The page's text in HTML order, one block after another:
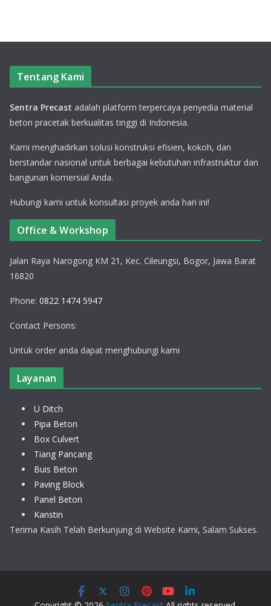
Tentang Kami
Sentra Precast adalah platform terpercaya penyedia material
beton pracetak berkualitas tinggi di Indonesia.
Kami menghadirkan solusi konstruksi efisien, kokoh, dan
berstandar nasional untuk berbagai kebutuhan infrastruktur dan
bangunan komersial Anda.
Hubungi kami untuk konsultasi proyek anda hari ini!
Office & Workshop
Jalan Raya Narogong KM 21, Kec. Cileungsi, Bogor, Jawa Barat
16820
Phone: 0822 1474 5947
Contact Persons:
Untuk order anda dapat menghubungi kami
Layanan
U Ditch
Pipa Beton
Box Culvert
Tiang Pancang
Buis Beton
Paving Block
Panel Beton
Kanstin
Terima Kasih Telah Berkunjung di Website Kami, Salam Sukses.